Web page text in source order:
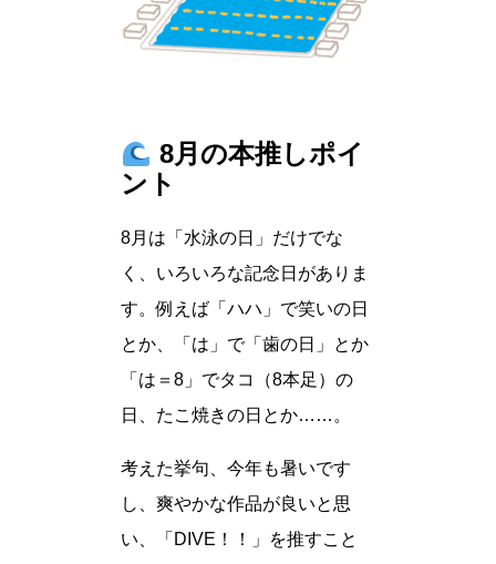
8月の本推しポイ
ント
8月は「水泳の日」だけでな
く、いろいろな記念日がありま
す。例えば「ハハ」で笑いの日
とか、「は」で「歯の日」とか
「は＝8」でタコ（8本足）の
日、たこ焼きの日とか……。
考えた挙句、今年も暑いです
し、爽やかな作品が良いと思
い、「DIVE！！」を推すこと